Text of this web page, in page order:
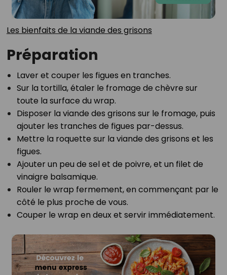
⁣Les bienfaits de la viande des grisons
Préparation
Laver et couper les figues en tranches.⁣
Sur la tortilla, étaler le fromage de chèvre sur
toute la surface du wrap.⁣
Disposer la viande des grisons sur le fromage, puis
ajouter les tranches de figues par-dessus.⁣
Mettre la roquette sur la viande des grisons et les
figues.⁣
Ajouter un peu de sel et de poivre, et un filet de
vinaigre balsamique.⁣
Rouler le wrap fermement, en commençant par le
côté le plus proche de vous.⁣
Couper le wrap en deux et servir immédiatement.⁣